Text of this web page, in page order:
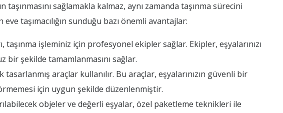
sağlamakla kalmaz, aynı zamanda taşınma sürecini
taşımacılığın sunduğu bazı önemli avantajlar:
işleminiz için profesyonel ekipler sağlar. Ekipler, eşyalarınızı
şekilde tamamlanmasını sağlar.
araçlar kullanılır. Bu araçlar, eşyalarınızın güvenli bir
için uygun şekilde düzenlenmiştir.
objeler ve değerli eşyalar, özel paketleme teknikleri ile